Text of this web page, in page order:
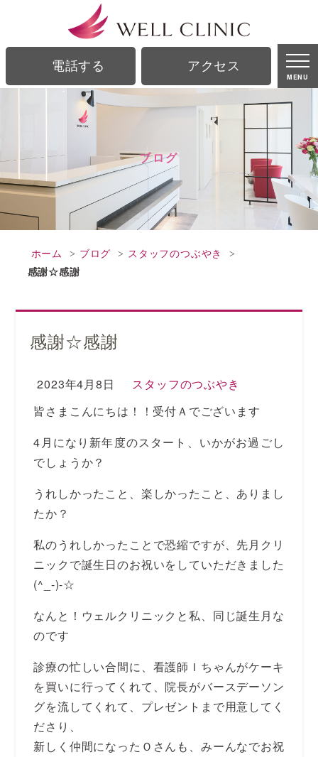
電話する アクセス
MENU
ブログ
ブログ｜銀座駅、銀座一丁目駅から徒歩2分の美容皮膚科｜ウェルクリニック
ホーム ブログ
スタッフのつぶやき
感謝☆感謝
感謝☆感謝
2023年4月8日
スタッフのつぶやき
皆さまこんにちは！！受付Ａでございます
4月になり新年度のスタート、いかがお過ごし
でしょうか？
うれしかったこと、楽しかったこと、ありまし
たか？
私のうれしかったことで恐縮ですが、先月クリ
ニックで誕生日のお祝いをしていただきました
(^_-)-☆
なんと！ウェルクリニックと私、同じ誕生月な
のです
診療の忙しい合間に、看護師Ｉちゃんがケーキ
を買いに行ってくれて、院長がバースデーソン
グを流してくれて、プレゼントまで用意してく
ださり、
新しく仲間になったＯさんも、みーんなでお祝